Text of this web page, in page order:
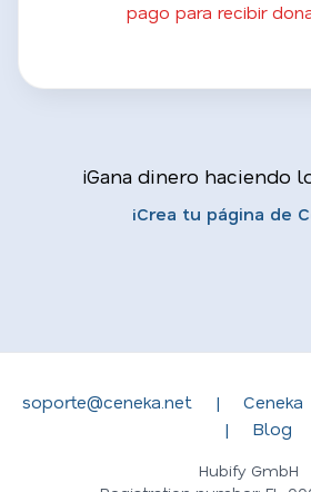
pago para recibir
¡Gana dinero haciendo
¡Crea tu página de
soporte@ceneka.net | Ceneka
|
Blog
Hubify GmbH